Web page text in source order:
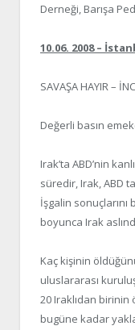
Derneği, Barışa
10.06. 2008 –
SAVAŞA HAYIR –
Değerli basın
Irak’ta ABD’nin
süredir, Irak, ABD
İşgalin
boyunca Irak
Kaç kişinin
uluslararası
20 Iraklıdan
bugüne kadar